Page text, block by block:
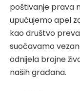
poštivanje prava
upućujemo apel
kao društvo
suočavamo
odnijela brojne
naših građana.